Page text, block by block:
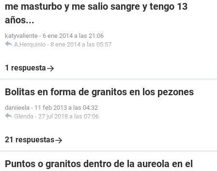
me masturbo y me salio sangre y tengo 13
años...
katyvaliente - 6 ene 2014 a las 21:06
A.Herquinio - 8 ene 2014 a las 05:57
1 respuesta
Bolitas en forma de granitos en los pezones
daniieela - 11 feb 2013 a las 04:32
Glenda - 27 jul 2018 a las 07:06
21 respuestas
Puntos o granitos dentro de la aureola en el